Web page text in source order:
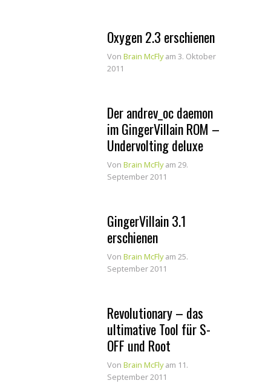
Oxygen 2.3 erschienen
Von Brain McFly am 3. Oktober
2011
Der andrev_oc daemon
im GingerVillain ROM –
Undervolting deluxe
Von Brain McFly am 29.
September 2011
GingerVillain 3.1
erschienen
Von Brain McFly am 25.
September 2011
Revolutionary – das
ultimative Tool für S-
OFF und Root
Von Brain McFly am 11.
September 2011